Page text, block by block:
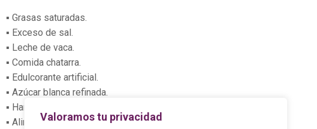
Valoramos tu privacidad
▪ Grasas saturadas.
▪ Exceso de sal.
▪ Leche de vaca.
▪ Comida chatarra.
▪ Edulcorante artificial.
▪ Azúcar blanca refinada.
▪ Harinas de trigo refinadas.
▪ Alimentos y bebidas procesadas /o enlatados.